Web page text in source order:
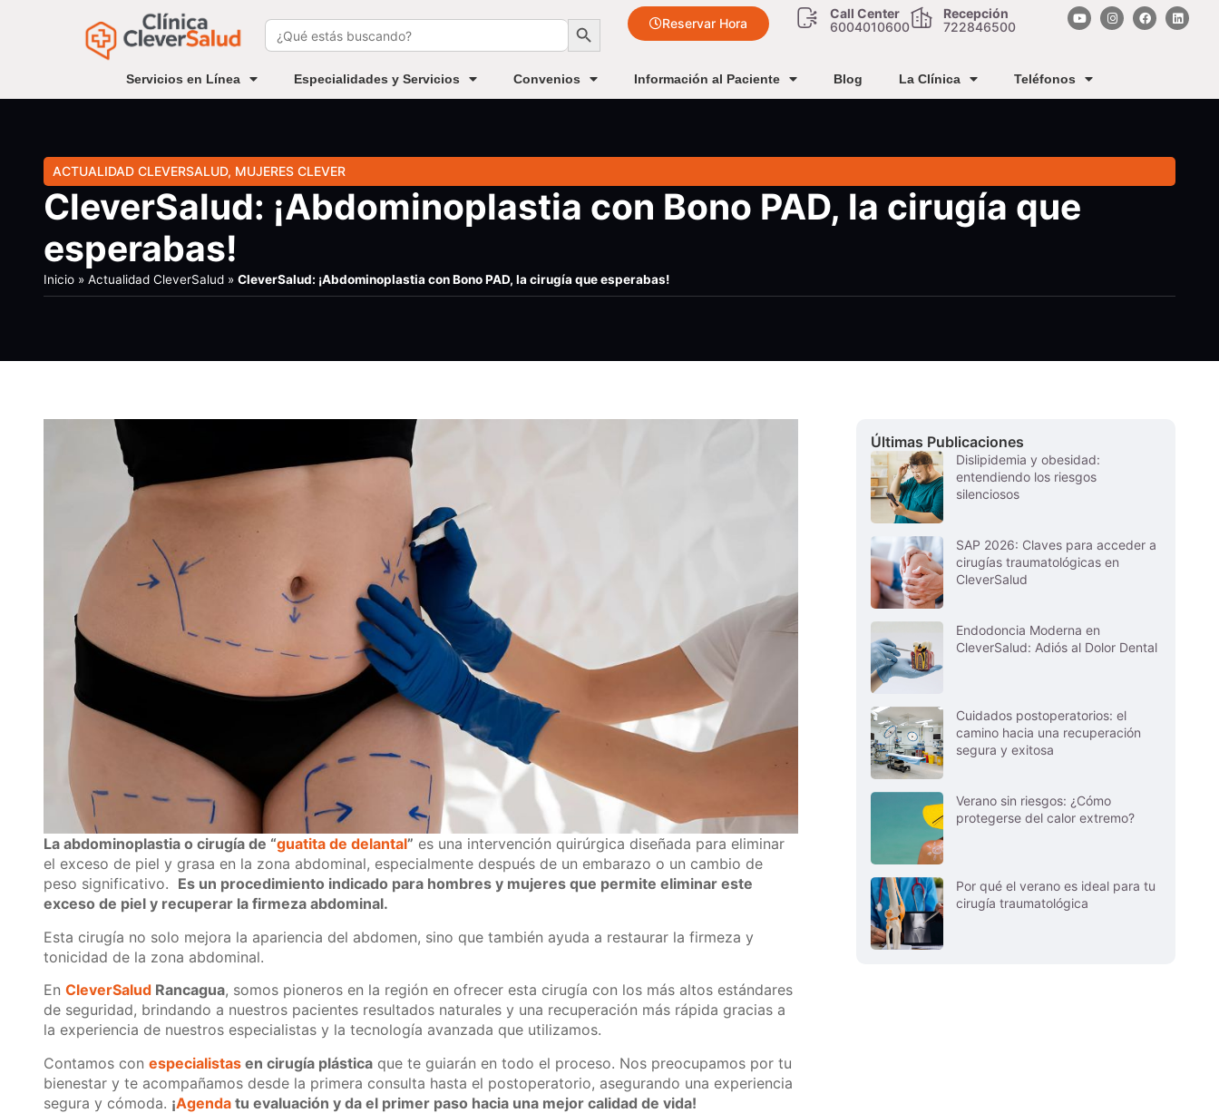
Buscar: Botón de búsquedaReservar Hora
Call Center
6004010600
Recepción
722846500
Servicios en Línea Especialidades y Servicios Convenios Información al Paciente Blog La Clínica Teléfonos
ACTUALIDAD CLEVERSALUD, MUJERES CLEVER
CleverSalud: ¡Abdominoplastia con Bono PAD, la cirugía que
esperabas!
Inicio » Actualidad CleverSalud » CleverSalud: ¡Abdominoplastia con Bono PAD, la cirugía que esperabas!
La abdominoplastia o cirugía de “guatita de delantal” es una intervención quirúrgica diseñada para eliminar
el exceso de piel y grasa en la zona abdominal, especialmente después de un embarazo o un cambio de
peso significativo. Es un procedimiento indicado para hombres y mujeres que permite eliminar este
exceso de piel y recuperar la firmeza abdominal.
Esta cirugía no solo mejora la apariencia del abdomen, sino que también ayuda a restaurar la firmeza y
tonicidad de la zona abdominal.
En CleverSalud Rancagua, somos pioneros en la región en ofrecer esta cirugía con los más altos estándares
de seguridad, brindando a nuestros pacientes resultados naturales y una recuperación más rápida gracias a
la experiencia de nuestros especialistas y la tecnología avanzada que utilizamos.
Contamos con especialistas en cirugía plástica que te guiarán en todo el proceso. Nos preocupamos por tu
bienestar y te acompañamos desde la primera consulta hasta el postoperatorio, asegurando una experiencia
segura y cómoda. ¡Agenda tu evaluación y da el primer paso hacia una mejor calidad de vida!
Últimas Publicaciones
Dislipidemia y obesidad:
entendiendo los riesgos
silenciosos
SAP 2026: Claves para acceder a
cirugías traumatológicas en
CleverSalud
Endodoncia Moderna en
CleverSalud: Adiós al Dolor Dental
Cuidados postoperatorios: el
camino hacia una recuperación
segura y exitosa
Verano sin riesgos: ¿Cómo
protegerse del calor extremo?
Por qué el verano es ideal para tu
cirugía traumatológica